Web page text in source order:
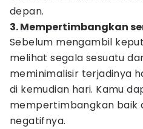
depan.
3. Mempertimbangkan
Sebelum mengambil
melihat segala sesuatu
meminimalisir terjadinya
di kemudian hari. Kamu
mempertimbangkan baik
negatifnya.